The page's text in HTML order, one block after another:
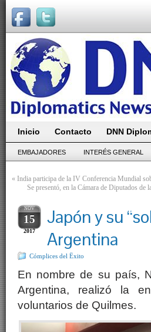
Inicio Contacto DNN
EMBAJADORES INTERÉS GENERAL
« India participa de la IV Conferencia Mundial
Se presentó, en la Cámara de Diputados de
NOV
15
2017
Japón y su
Argentina
Cómplices del Ëxito
En nombre de su país,
Argentina, realizó la
voluntarios de Quilmes.